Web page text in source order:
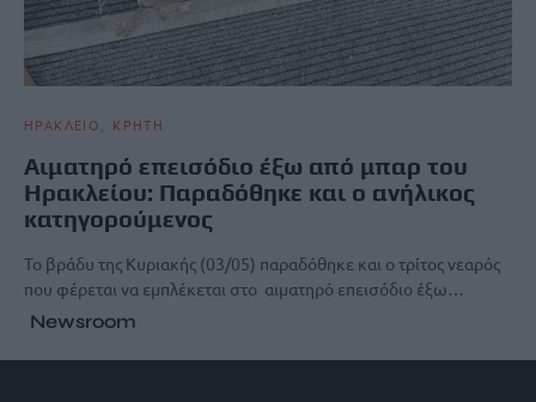
ΗΡΑΚΛΕΙΟ ΚΡΗΤΗ
Αιματηρό επεισόδιο έξω από μπαρ του
Ηρακλείου: Παραδόθηκε και ο ανήλικος
κατηγορούμενος
Το βράδυ της Κυριακής (03/05) παραδόθηκε και ο τρίτος νεαρός
που φέρεται να εμπλέκεται στο αιματηρό επεισόδιο έξω…
Newsroom